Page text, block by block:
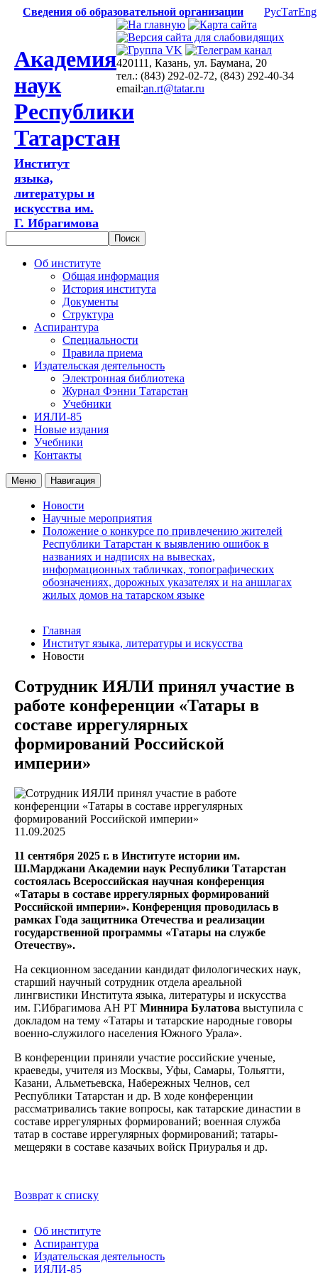
Сведения об образовательной организации РусТатEng
Академия
наук
Республики
Татарстан
Институт
языка,
литературы и
искусства им.
Г. Ибрагимова
420111, Казань, ул. Баумана, 20
тел.: (843) 292-02-72, (843) 292-40-34
email:an.rt@tatar.ru
Об институте
Общая информация
История института
Документы
Структура
Аспирантура
Специальности
Правила приема
Издательская деятельность
Электронная библиотека
Журнал Фэнни Татарстан
Учебники
ИЯЛИ-85
Новые издания
Учебники
Контакты
Меню Навигация
Новости
Научные мероприятия
Положение о конкурсе по привлечению жителей
Республики Татарстан к выявлению ошибок в
названиях и надписях на вывесках,
информационных табличках, топографических
обозначениях, дорожных указателях и на аншлагах
жилых домов на татарском языке
Главная
Институт языка, литературы и искусства
Новости
Сотрудник ИЯЛИ принял участие в
работе конференции «Татары в
составе иррегулярных
формирований Российской
империи»
11.09.2025
11 сентября 2025 г. в Институте истории им.
Ш.Марджани Академии наук Республики Татарстан
состоялась Всероссийская научная конференция
«Татары в составе иррегулярных формирований
Российской империи». Конференция проводилась в
рамках Года защитника Отечества и реализации
государственной программы «Татары на службе
Отечеству».
На секционном заседании кандидат филологических наук,
старший научный сотрудник отдела ареальной
лингвистики Института языка, литературы и искусства
им. Г.Ибрагимова АН РТ Миннира Булатова выступила с
докладом на тему «Татары и татарские народные говоры
военно-служилого населения Южного Урала».
В конференции приняли участие российские ученые,
краеведы, учителя из Москвы, Уфы, Самары, Тольятти,
Казани, Альметьевска, Набережных Челнов, сел
Республики Татарстан и др. В ходе конференции
рассматривались такие вопросы, как татарские династии в
составе иррегулярных формирований; военная служба
татар в составе иррегулярных формирований; татары-
мещеряки в составе казачьих войск Приуралья и др.
Возврат к списку
Об институте
Аспирантура
Издательская деятельность
ИЯЛИ-85